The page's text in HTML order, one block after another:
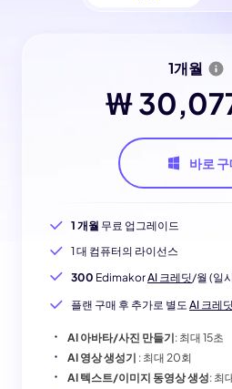
1개월
₩
바로 구
1 개월 무료 업그레이드
1 대 컴퓨터의 라이선스
300 EdimakorAI 크레딧/월 (일
플랜 구매 후 추가로 별도 AI 크레
AI 아바타/사진 만들기: 최대 15초
AI 영상 생성기 : 최대 20회
AI 텍스트/이미지 동영상 생성: 최